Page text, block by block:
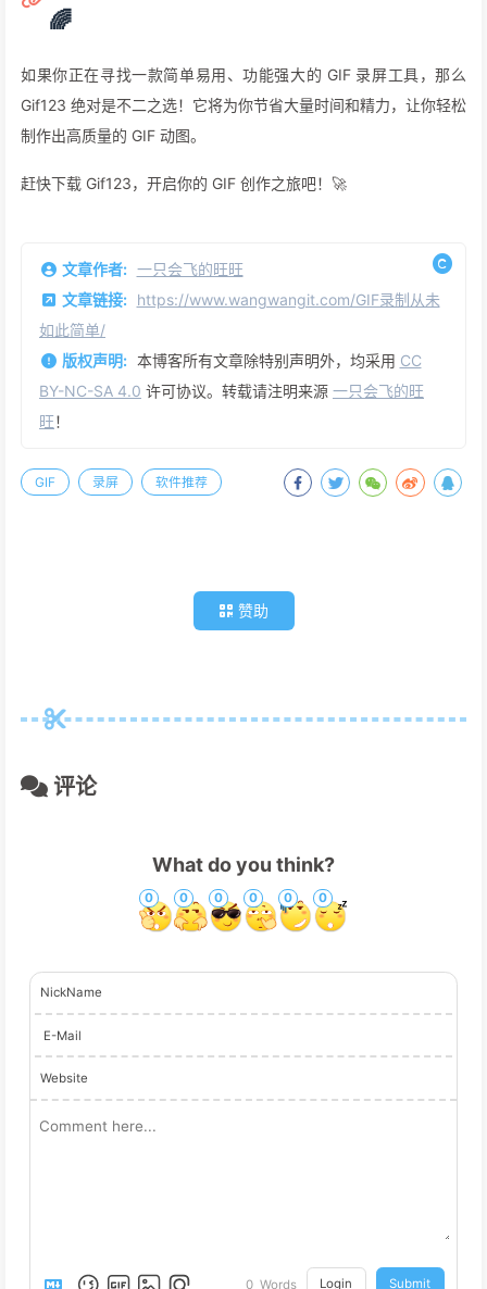
🌈
如果你正在寻找一款简单易用、功能强大的 GIF 录屏工具，那么
Gif123 绝对是不二之选！它将为你节省大量时间和精力，让你轻松
制作出高质量的 GIF 动图。
赶快下载 Gif123，开启你的 GIF 创作之旅吧！🚀
文章作者: 一只会飞的旺旺
文章链接: https://www.wangwangit.com/GIF录制从未
如此简单/
版权声明: 本博客所有文章除特别声明外，均采用 CC
BY-NC-SA 4.0 许可协议。转载请注明来源 一只会飞的旺
旺！
GIF 录屏 软件推荐
赞助
评论
What do you think?
0 0 0 0 0 0
NickName
E-Mail
Website
0 Words Login Submit